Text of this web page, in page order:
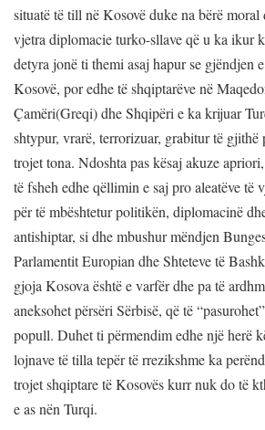
situatë të till në Kosovë duke na bërë
vjetra diplomacie turko-sllave që u ka ikur
detyra jonë ti themi asaj hapur se gjëndjen
Kosovë, por edhe të shqiptarëve në
Çamëri(Greqi) dhe Shqipëri e ka krijuar
shtypur, vrarë, terrorizuar, grabitur të gjithë
trojet tona. Ndoshta pas kësaj akuze
të fsheh edhe qëllimin e saj pro aleatëve të
për të mbështetur politikën, diplomacinë
antishiptar, si dhe mbushur mëndjen
Parlamentit Europian dhe Shteteve të
gjoja Kosova është e varfër dhe pa të
aneksohet përsëri Sërbisë, që të
popull. Duhet ti përmendim edhe një herë
lojnave të tilla tepër të rrezikshme ka
trojet shqiptare të Kosovës kurr nuk do të
e as nën Turqi.